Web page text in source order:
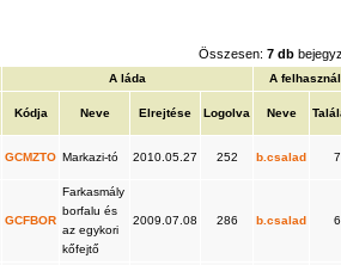
Összesen:7 db
A láda
A
Kódja Neve Elrejtése Logolva Neve
GCMZTO Markazi-tó 2010.05.27 252 b.csalad 7
GCFBOR
Farkasmály
borfalu és
az egykori
kőfejtő
2009.07.08 286 b.csalad 6